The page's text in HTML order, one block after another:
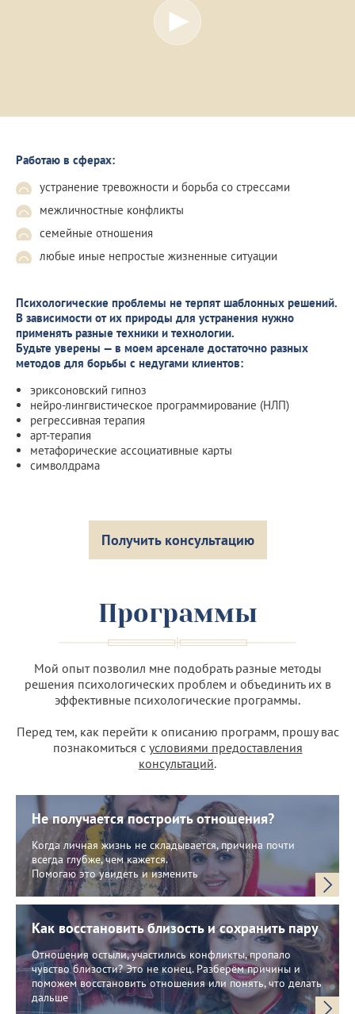
Работаю в сферах:
устранение тревожности и борьба со стрессами
межличностные конфликты
семейные отношения
любые иные непростые жизненные ситуации
Психологические проблемы не терпят шаблонных решений.
В зависимости от их природы для устранения нужно
применять разные техники и технологии.
Будьте уверены — в моем арсенале достаточно разных
методов для борьбы с недугами клиентов:
эриксоновский гипноз
нейро-лингвистическое программирование (НЛП)
регрессивная терапия
арт-терапия
метафорические ассоциативные карты
символдрама
Получить консультацию
Программы
Мой опыт позволил мне подобрать разные методы
решения психологических проблем и объединить их в
эффективные психологические программы.
Перед тем, как перейти к описанию программ, прошу вас
познакомиться с условиями предоставления
консультаций.
Не получается построить отношения?
Когда личная жизнь не складывается, причина почти
всегда глубже, чем кажется.
Помогаю это увидеть и изменить
Как восстановить близость и сохранить пару
Отношения остыли, участились конфликты, пропало
чувство близости? Это не конец. Разберём причины и
поможем восстановить отношения или понять, что делать
дальше